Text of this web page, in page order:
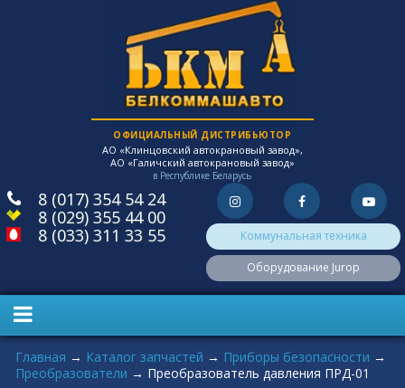
ОФИЦИАЛЬНЫЙ ДИСТРИБЬЮТОР
АО «Клинцовский автокрановый завод»,
АО «Галичский автокрановый завод»
в Республике Беларусь
8 (017) 354 54 24
8 (029) 355 44 00
8 (033) 311 33 55
Коммунальная техника
Оборудование Jurop
Вы здесь
Главная → Каталог запчастей → Приборы безопасности →
Преобразователи → Преобразователь давления ПРД-01